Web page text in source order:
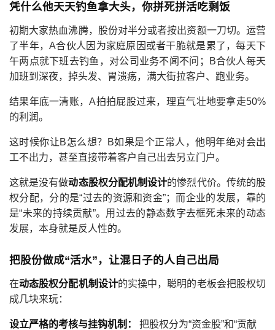
凭什么他天天钓鱼拿大头，你拼死拼活吃剩饭
初期大家热血沸腾，股份对半分或者按出资额一刀切。运营
了半年，A合伙人因为家庭原因或者干脆就是累了，每天下
午两点就下班去钓鱼，对公司业务不闻不问；B合伙人每天
加班到深夜，掉头发、胃溃疡，满大街拉客户、跑业务。
结果年底一清账，A拍拍屁股过来，理直气壮地要拿走50%
的利润。
这时候你让B怎么想？B如果是个正常人，他明年绝对会出
工不出力，甚至直接带着客户自己出去另立门户。
这就是没有做动态股权分配机制设计的惨烈代价。传统的股
权分配，分的是“过去的资源和资金”；而企业的发展，靠的
是“未来的持续贡献”。用过去的静态数字去框死未来的动态
发展，本身就是反人性的。
把股份做成“活水”，让混日子的人自己出局
在动态股权分配机制设计的实操中，聪明的老板会把股权切
成几块来玩：
设立严格的考核与挂钩机制：
把股权分为“资金股”和“贡献